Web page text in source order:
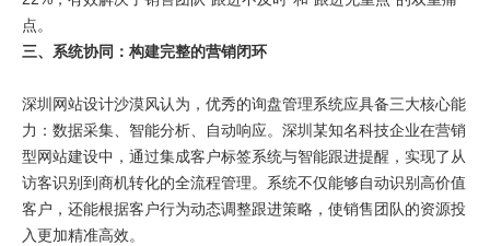
点。
三、系统协同：构建完整的营销闭环
深圳网站设计沙漠风认为，优秀的询盘管理系统应具备三大核心能
力：数据采集、智能分析、自动响应。深圳某知名科技企业在营销
型网站建设中，通过集成客户标签系统与智能跟进提醒，实现了从
访客识别到商机转化的全流程管理。系统不仅能够自动识别高价值
客户，还能根据客户行为动态调整跟进策略，使销售团队的资源投
入更加精准高效。